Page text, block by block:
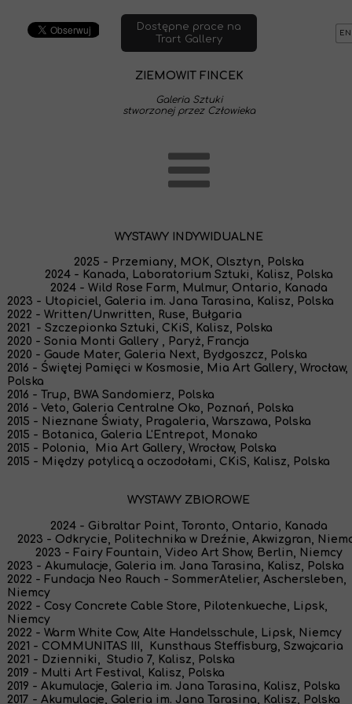
EN
WYSTAWY INDYWIDUALNE
2025 - Przemiany, MOK, Olsztyn, Polska
2024 - Kanada, Laboratorium Sztuki, Kalisz, Polska
2024 - Wild Rose Farm, Mulmur, Ontario, Kanada
2023 - Utopiciel, Galeria im. Jana Tarasina, Kalisz, Polska
2022 - Written/Unwritten, Ruse, Bułgaria
2021 - Szczepionka Sztuki, CKiS, Kalisz, Polska
2020 - Sonia Monti Gallery , Paryż, Francja
2020 - Gaude Mater, Galeria Next, Bydgoszcz, Polska
2016 - Świętej Pamięci w Kosmosie, Mia Art Gallery, Wrocław,
Polska
2016 - Trup, BWA Sandomierz, Polska
2016 - Veto, Galeria Centralne Oko, Poznań, Polska
2015 - Nieznane Światy, Pragaleria, Warszawa, Polska
2015 - Botanica, Galeria L'Entrepot, Monako
2015 - Polonia, Mia Art Gallery, Wrocław, Polska
2015 - Między potylicą a oczodołami, CKiS, Kalisz, Polska
WYSTAWY ZBIOROWE
2024 - Gibraltar Point, Toronto, Ontario, Kanada
2023 - Odkrycie, Politechnika w Dreźnie, Akwizgran,
2023 - Fairy Fountain, Video Art Show, Berlin, Niemcy
2023 - Akumulacje, Galeria im. Jana Tarasina, Kalisz, Polska
2022 - Fundacja Neo Rauch - SommerAtelier, Aschersleben,
Niemcy
2022 - Cosy Concrete Cable Store, Pilotenkueche, Lipsk,
Niemcy
2022 - Warm White Cow, Alte Handelsschule, Lipsk, Niemcy
2021 - COMMUNITAS III, Kunsthaus Steffisburg, Szwajcaria
2021 - Dzienniki, Studio 7, Kalisz, Polska
2019 - Multi Art Festival, Kalisz, Polska
2019 - Akumulacje, Galeria im. Jana Tarasina, Kalisz, Polska
2017 - Akumulacje, Galeria im. Jana Tarasina, Kalisz, Polska
Dostępne prace na
Trart Gallery
Galeria Sztuki
stworzonej przez Człowieka
ZIEMOWIT FINCEK